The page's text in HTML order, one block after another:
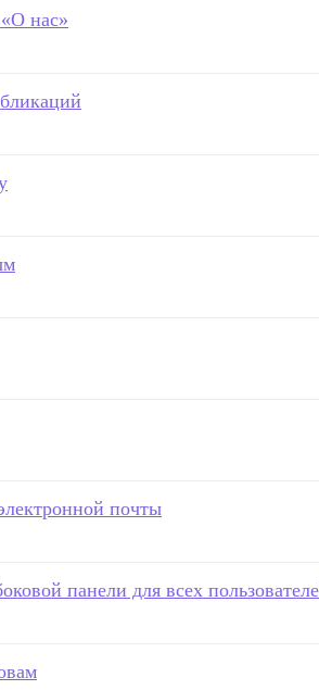
нас»
почты
панели для всех